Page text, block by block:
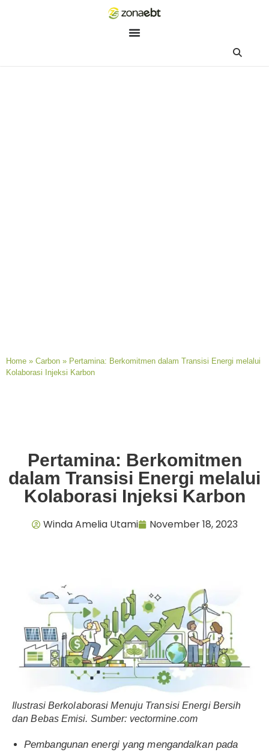
Home » Carbon » Pertamina: Berkomitmen dalam Transisi Energi melalui
Kolaborasi Injeksi Karbon
Pertamina: Berkomitmen
dalam Transisi Energi melalui
Kolaborasi Injeksi Karbon
Winda Amelia Utami November 18, 2023
Ilustrasi Berkolaborasi Menuju Transisi Energi Bersih
dan Bebas Emisi. Sumber: vectormine.com
Pembangunan energi yang mengandalkan pada